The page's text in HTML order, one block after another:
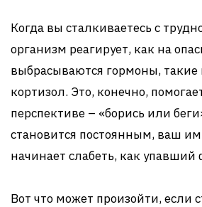
Когда вы сталкиваетесь с
организм реагирует, как на
выбрасываются гормоны,
кортизол. Это, конечно,
перспективе – «борись или
становится постоянным, ваш
начинает слабеть, как упавший
Вот что может произойти, если